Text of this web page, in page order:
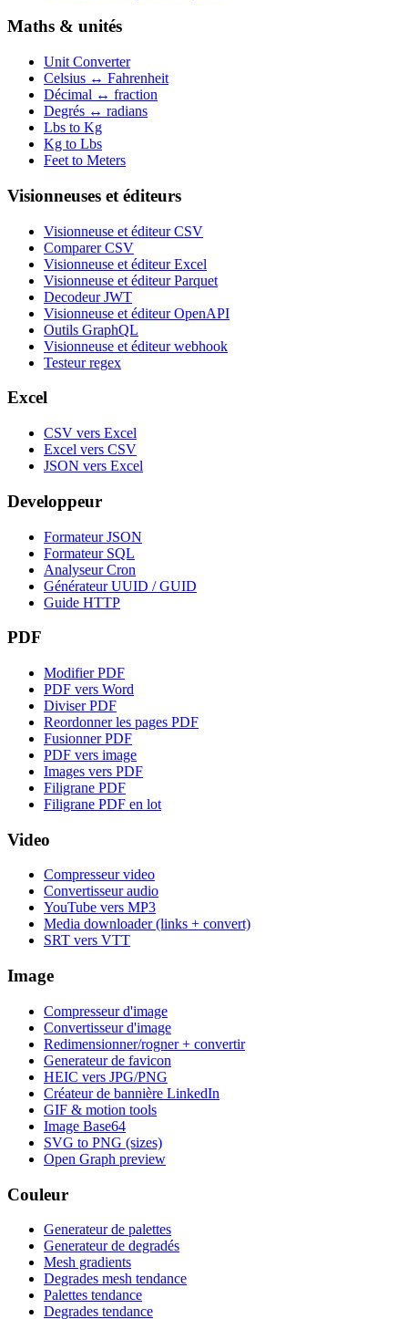
Maths & unités
Unit Converter
Celsius ↔ Fahrenheit
Décimal ↔ fraction
Degrés ↔ radians
Lbs to Kg
Kg to Lbs
Feet to Meters
Visionneuses et éditeurs
Visionneuse et éditeur CSV
Comparer CSV
Visionneuse et éditeur Excel
Visionneuse et éditeur Parquet
Decodeur JWT
Visionneuse et éditeur OpenAPI
Outils GraphQL
Visionneuse et éditeur webhook
Testeur regex
Excel
CSV vers Excel
Excel vers CSV
JSON vers Excel
Developpeur
Formateur JSON
Formateur SQL
Analyseur Cron
Générateur UUID / GUID
Guide HTTP
PDF
Modifier PDF
PDF vers Word
Diviser PDF
Reordonner les pages PDF
Fusionner PDF
PDF vers image
Images vers PDF
Filigrane PDF
Filigrane PDF en lot
Video
Compresseur video
Convertisseur audio
YouTube vers MP3
Media downloader (links + convert)
SRT vers VTT
Image
Compresseur d'image
Convertisseur d'image
Redimensionner/rogner + convertir
Generateur de favicon
HEIC vers JPG/PNG
Créateur de bannière LinkedIn
GIF & motion tools
Image Base64
SVG to PNG (sizes)
Open Graph preview
Couleur
Generateur de palettes
Generateur de degradés
Mesh gradients
Degrades mesh tendance
Palettes tendance
Degrades tendance